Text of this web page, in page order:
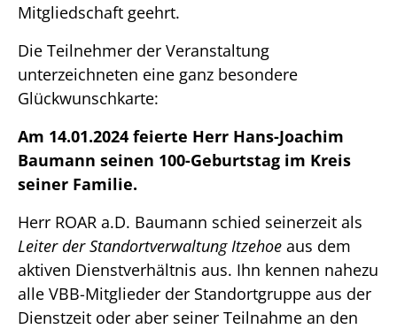
Mitgliedschaft geehrt.
Die Teilnehmer der Veranstaltung
unterzeichneten eine ganz besondere
Glückwunschkarte:
Am 14.01.2024 feierte Herr Hans-Joachim
Baumann seinen 100-Geburtstag im Kreis
seiner Familie.
Herr ROAR a.D. Baumann schied seinerzeit als
Leiter der Standortverwaltung Itzehoe aus dem
aktiven Dienstverhältnis aus. Ihn kennen nahezu
alle VBB-Mitglieder der Standortgruppe aus der
Dienstzeit oder aber seiner Teilnahme an den